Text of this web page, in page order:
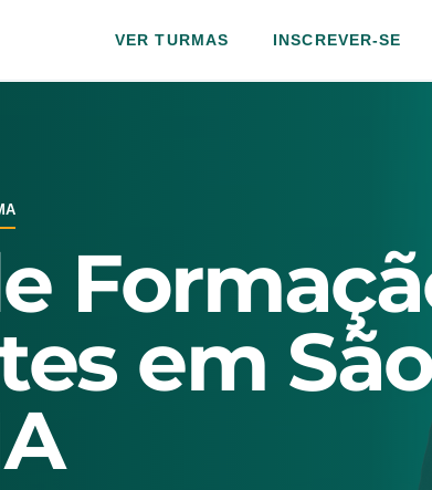
VER TURMAS INSCREVER-SE
FORMAÇÃO
em